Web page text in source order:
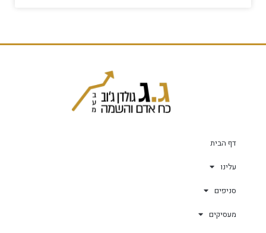
דף הבית
עלינו
סניפים
מעסיקים